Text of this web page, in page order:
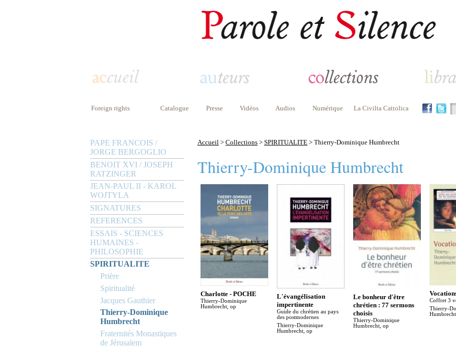
Foreign rights Catalogue Presse Vidéos Audios Numérique La Civilta Cattolica
PAPE FRANCOIS /
JORGE BERGOGLIO
BENOIT XVI / JOSEPH
RATZINGER
JEAN-PAUL II - KAROL
WOJTYLA
SIGNATURES
REFERENCES
ESSAIS - SCIENCES
HUMAINES -
PHILOSOPHIE
SPIRITUALITE
Prière
Spiritualité
Jacques Gauthier
Thierry-Dominique
Humbrecht
Fraternités Monastiques
de Jérusalem
Accueil > Collections > SPIRITUALITE > Thierry-Dominique Humbrecht
Thierry-Dominique Humbrecht
Charlotte - POCHE
Thierry-Dominique
Humbrecht, op
L'évangélisation
impertinente
Guide du chrétien au pays
des postmodernes
Thierry-Dominique
Humbrecht, op
Le bonheur d'être
chrétien : 77 sermons
choisis
Thierry-Dominique
Humbrecht, op
Coffret 3
Thierry-